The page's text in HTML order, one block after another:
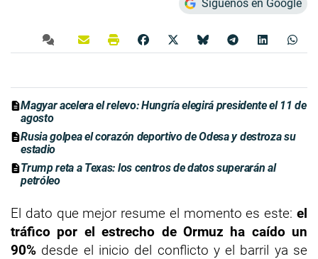
Síguenos en Google
Magyar acelera el relevo: Hungría elegirá presidente el 11 de
agosto
Rusia golpea el corazón deportivo de Odesa y destroza su
estadio
Trump reta a Texas: los centros de datos superarán al
petróleo
El dato que mejor resume el momento es este: el
tráfico por el estrecho de Ormuz ha caído un
90% desde el inicio del conflicto y el barril ya se